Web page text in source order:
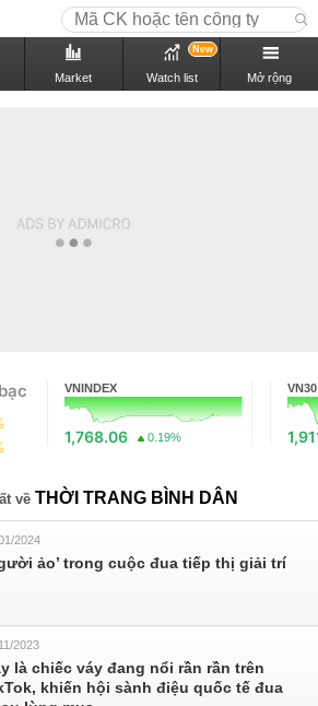
Market Watch list
New
Mở rộng
VNINDEX
1,768.06 0.19%
VN30
về THỜI TRANG BÌNH DÂN
2024
ảo’ trong cuộc đua tiếp thị giải trí
2023
là chiếc váy đang nổi rần rần trên
khiến hội sành điệu quốc tế đua